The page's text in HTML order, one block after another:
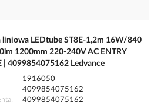
liniowa LEDtube ST8E-1,2m 16W/840
1200mm 220-240V AC ENTRY
| 4099854075162 Ledvance
1916050
4099854075162
4099854075162